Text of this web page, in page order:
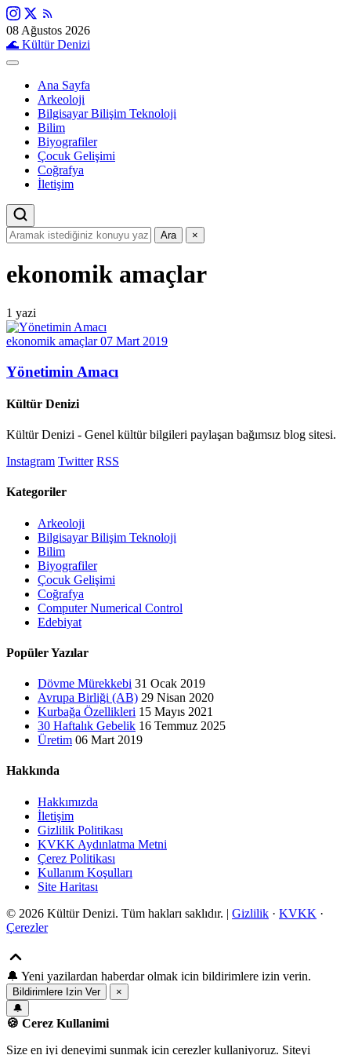
08 Ağustos 2026
🌊 Kültür Denizi
Ana Sayfa
Arkeoloji
Bilgisayar Bilişim Teknoloji
Bilim
Biyografiler
Çocuk Gelişimi
Coğrafya
İletişim
Ara ×
ekonomik amaçlar
1 yazi
ekonomik amaçlar 07 Mart 2019
Yönetimin Amacı
Kültür Denizi
Kültür Denizi - Genel kültür bilgileri paylaşan bağımsız blog sitesi.
Instagram Twitter RSS
Kategoriler
Arkeoloji
Bilgisayar Bilişim Teknoloji
Bilim
Biyografiler
Çocuk Gelişimi
Coğrafya
Computer Numerical Control
Edebiyat
Popüler Yazılar
Dövme Mürekkebi 31 Ocak 2019
Avrupa Birliği (AB) 29 Nisan 2020
Kurbağa Özellikleri 15 Mayıs 2021
30 Haftalık Gebelik 16 Temmuz 2025
Üretim 06 Mart 2019
Hakkında
Hakkımızda
İletişim
Gizlilik Politikası
KVKK Aydınlatma Metni
Çerez Politikası
Kullanım Koşulları
Site Haritası
© 2026 Kültür Denizi. Tüm hakları saklıdır. | Gizlilik · KVKK ·
Çerezler
🔔 Yeni yazilardan haberdar olmak icin bildirimlere izin verin.
Bildirimlere Izin Ver
×
🔔
🍪 Cerez Kullanimi
Size en iyi deneyimi sunmak icin cerezler kullaniyoruz. Siteyi